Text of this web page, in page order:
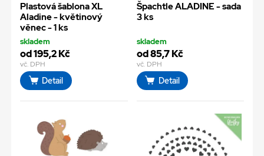
Plastová šablona XL
Aladine - květinový
věnec - 1 ks
skladem
od 195,2 Kč
vč. DPH
Detail
Špachtle ALADINE - sada
3 ks
skladem
od 85,7 Kč
vč. DPH
Detail